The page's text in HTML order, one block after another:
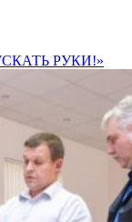
РУКИ!»